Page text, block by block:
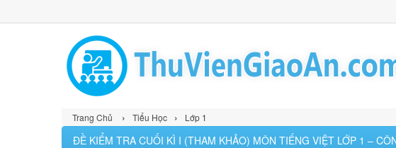
Trang Chủ › Tiểu Học › Lớp 1
ĐỀ KIỂM TRA CUỐI KÌ I (THAM KHẢO) MÔN TIẾNG VIỆT LỚP 1 –